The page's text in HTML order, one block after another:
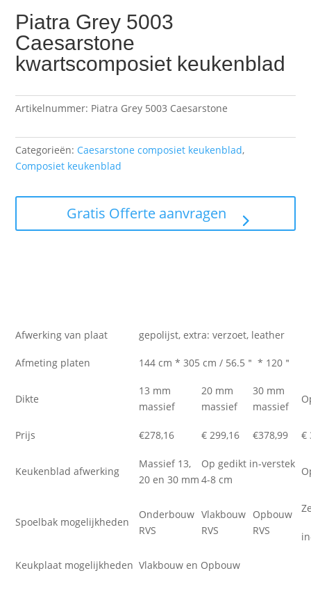
Piatra Grey 5003
Caesarstone
kwartscomposiet keukenblad
Artikelnummer: Piatra Grey 5003 Caesarstone
Categorieën: Caesarstone composiet keukenblad,
Composiet keukenblad
Gratis Offerte aanvragen
Afwerking van plaat gepolijst, extra: verzoet, leather
Afmeting platen 144 cm * 305 cm / 56.5＂ * 120＂
Dikte
13 mm
massief
20 mm
massief
30 mm
massief
Prijs €278,16 € 299,16 €378,99 €
Keukenblad afwerking
Massief 13,
20 en 30 mm
Op gedikt in-verstek
4-8 cm
Spoelbak mogelijkheden
Onderbouw
RVS
Vlakbouw
RVS
Opbouw
RVS
Keukplaat mogelijkheden Vlakbouw en Opbouw